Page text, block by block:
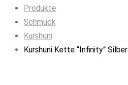
Produkte
Schmuck
Kurshuni
Kurshuni Kette “Infinity” Silber